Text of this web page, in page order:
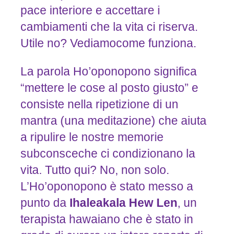
pace interiore e accettare i
cambiamenti che la vita ci riserva.
Utile no? Vediamocome funziona.
La parola Ho’oponopono significa
“mettere le cose al posto giusto” e
consiste nella ripetizione di un
mantra (una meditazione) che aiuta
a ripulire le nostre memorie
subconsceche ci condizionano la
vita. Tutto qui? No, non solo.
L’Ho’oponopono è stato messo a
punto da Ihaleakala Hew Len, un
terapista hawaiano che è stato in